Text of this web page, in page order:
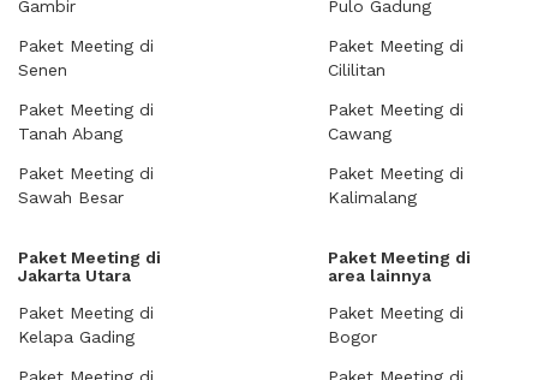
Gambir
Paket Meeting di
Senen
Paket Meeting di
Tanah Abang
Paket Meeting di
Sawah Besar
Pulo Gadung
Paket Meeting di
Cililitan
Paket Meeting di
Cawang
Paket Meeting di
Kalimalang
Paket Meeting di
Jakarta Utara
Paket Meeting di
Kelapa Gading
Paket Meeting di
area lainnya
Paket Meeting di
Bogor